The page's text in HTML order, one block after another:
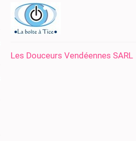
Les Douceurs Vendéennes SARL